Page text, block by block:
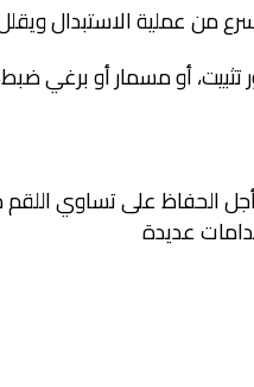
يسرع من عملية الاستبدال
تثبيت، أو مسمار أو برغي
الحفاظ على تساوي اللقم